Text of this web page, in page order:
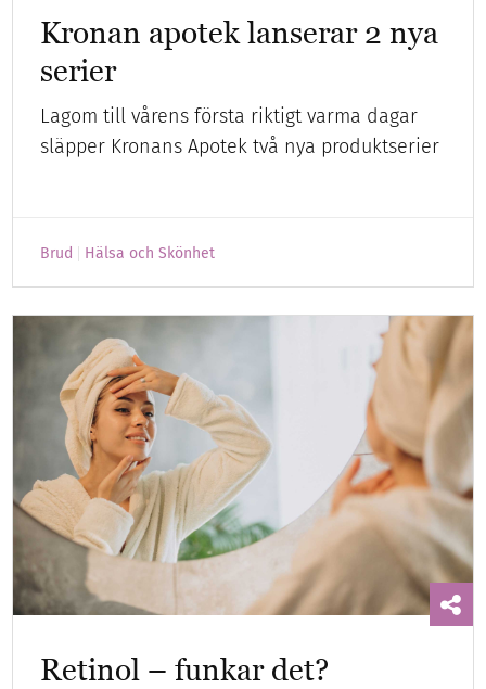
Kronan apotek lanserar 2 nya
serier
Lagom till vårens första riktigt varma dagar
släpper Kronans Apotek två nya produktserier
Brud Hälsa och Skönhet
Retinol – funkar det?